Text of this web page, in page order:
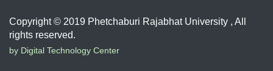
Copyright © 2019 Phetchaburi Rajabhat University , All
rights reserved.
by Digital Technology Center